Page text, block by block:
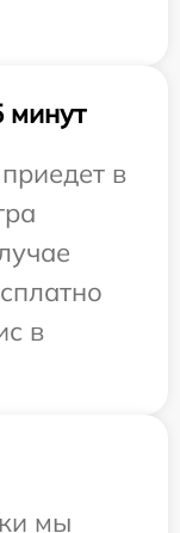
минут
в
в
мы